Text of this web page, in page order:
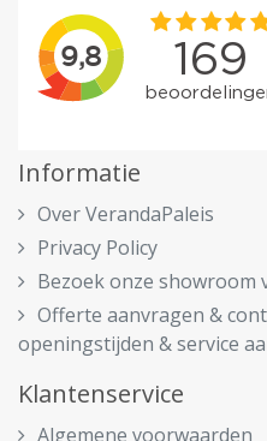
Informatie
Over VerandaPaleis
Privacy Policy
Bezoek onze showroom
Offerte aanvragen &
openingstijden & service
Klantenservice
Algemene voorwaarden